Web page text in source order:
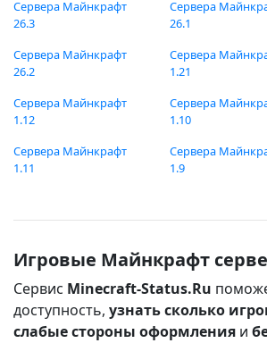
Сервера Майнкрафт
26.3
Сервера Майнкрафт
26.2
Сервера
26.1
Сервера
1.21
Сервера Майнкрафт
1.12
Сервера Майнкрафт
1.11
Сервера
1.10
Сервера
1.9
Игровые Майнкрафт
Сервис Minecraft-Status.Ru
доступность, узнать сколько
слабые стороны оформления и